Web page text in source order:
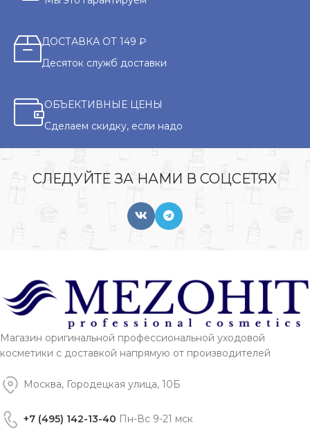
ДОСТАВКА ОТ 149 ₽
Десяток служб доставки
ОБЪЕКТИВНЫЕ ЦЕНЫ
Сделаем скидку, если надо
СЛЕДУЙТЕ ЗА НАМИ В СОЦСЕТЯХ
Магазин оригинальной профессиональной уходовой
косметики с доставкой напрямую от производителей
Москва, Городецкая улица, 10Б
+7 (495) 142-13-40 Пн-Вс 9-21 мск